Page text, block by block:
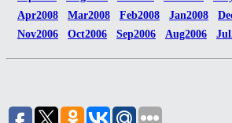
Apr2008
Mar2008 Feb2008 Jan2008
Nov2006
Oct2006 Sep2006 Aug2006